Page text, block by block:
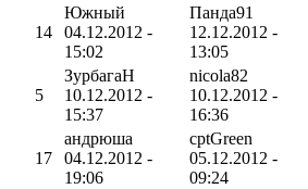
14
Южный
04.12.2012 -
15:02
Панда91
12.12.2012 -
13:05
5
ЗурбагаН
10.12.2012 -
15:37
nicola82
10.12.2012 -
16:36
17
андрюша
04.12.2012 -
19:06
cptGreen
05.12.2012 -
09:24